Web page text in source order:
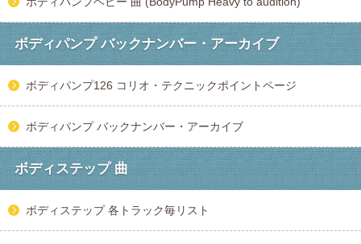
ボディパンプ バックナンバー・アーカイブ
ボディパンプ126 コリオ・テクニックポイントページ
ボディパンプ バックナンバー・アーカイブ
ボディステップ 曲
ボディステップ 各トラック毎リスト